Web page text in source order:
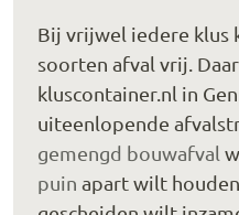
Bij vrijwel iedere klus
soorten afval vrij.
kluscontainer.nl in
uiteenlopende
gemengd bouwafval
puin apart wilt